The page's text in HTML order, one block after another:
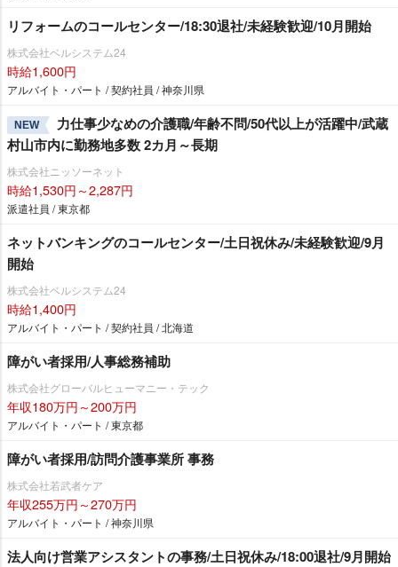
リフォームのコールセンター/18:30退社/未経験歓迎/10月開始
株式会社ベルシステム24
時給1,600円
アルバイト・パート / 契約社員 / 神奈川県
NEW
力仕事少なめの介護職/年齢不問/50代以上が活躍中/武蔵
村山市内に勤務地多数 2カ月～長期
株式会社ニッソーネット
時給1,530円～2,287円
派遣社員 / 東京都
ネットバンキングのコールセンター/土日祝休み/未経験歓迎/9月
開始
株式会社ベルシステム24
時給1,400円
アルバイト・パート / 契約社員 / 北海道
障がい者採用/人事総務補助
株式会社グローバルヒューマニー・テック
年収180万円～200万円
アルバイト・パート / 東京都
障がい者採用/訪問介護事業所 事務
株式会社若武者ケア
年収255万円～270万円
アルバイト・パート / 神奈川県
法人向け営業アシスタントの事務/土日祝休み/18:00退社/9月開始